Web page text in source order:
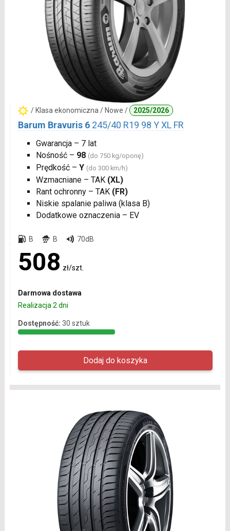
/ Klasa ekonomiczna / Nowe / 2025/2026
Barum Bravuris 6 245/40 R19 98 Y XL FR
Gwarancja – 7 lat
Nośność – 98 (do 750 kg/oponę)
Prędkość – Y (do 300 km/h)
Wzmacniane – TAK (XL)
Rant ochronny – TAK (FR)
Niskie spalanie paliwa (klasa B)
Dodatkowe oznaczenia – EV
B B 70dB
508 zł/szt.
Darmowa dostawa
Realizacja 2 dni
Dostępność: 30 sztuk